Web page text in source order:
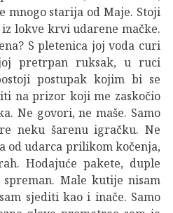
mnogo starija od Maje. Stoji
lokve krvi udarene mačke.
S pletenica joj voda curi
pretrpan ruksak, u ruci
postupak kojim bi se
na prizor koji me zaskočio
Ne govori, ne maše. Samo
neku šarenu igračku. Ne
od udarca prilikom kočenja,
Hodajuće pakete, duple
Male kutije nisam
sjediti kao i inače. Samo